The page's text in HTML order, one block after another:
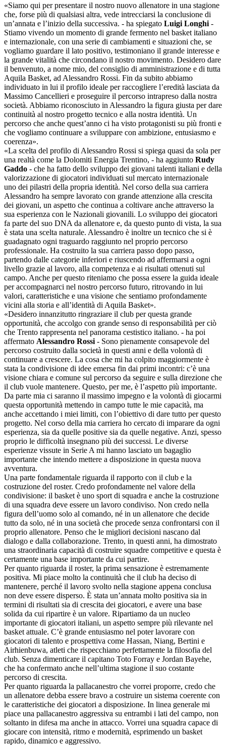
«Siamo qui per presentare il nostro nuovo allenatore in una stagione
che, forse più di qualsiasi altra, vede intrecciarsi la conclusione di
un’annata e l’inizio della successiva. - ha spiegato Luigi Longhi -
Stiamo vivendo un momento di grande fermento nel basket italiano
e internazionale, con una serie di cambiamenti e situazioni che, se
vogliamo guardare il lato positivo, testimoniano il grande interesse e
la grande vitalità che circondano il nostro movimento. Desidero dare
il benvenuto, a nome mio, del consiglio di amministrazione e di tutta
Aquila Basket, ad Alessandro Rossi. Fin da subito abbiamo
individuato in lui il profilo ideale per raccogliere l’eredità lasciata da
Massimo Cancellieri e proseguire il percorso intrapreso dalla nostra
società. Abbiamo riconosciuto in Alessandro la figura giusta per dare
continuità al nostro progetto tecnico e alla nostra identità. Un
percorso che anche quest’anno ci ha visto protagonisti su più fronti e
che vogliamo continuare a sviluppare con ambizione, entusiasmo e
coerenza».
«La scelta del profilo di Alessandro Rossi si spiega quasi da sola per
una realtà come la Dolomiti Energia Trentino, - ha aggiunto Rudy
Gaddo - che ha fatto dello sviluppo dei giovani talenti italiani e della
valorizzazione di giocatori individuati sul mercato internazionale
uno dei pilastri della propria identità. Nel corso della sua carriera
Alessandro ha sempre lavorato con grande attenzione alla crescita
dei giovani, un aspetto che continua a coltivare anche attraverso la
sua esperienza con le Nazionali giovanili. Lo sviluppo dei giocatori
fa parte del suo DNA da allenatore e, da questo punto di vista, la sua
è stata una scelta naturale. Alessandro è inoltre un tecnico che si è
guadagnato ogni traguardo raggiunto nel proprio percorso
professionale. Ha costruito la sua carriera passo dopo passo,
partendo dalle categorie inferiori e riuscendo ad affermarsi a ogni
livello grazie al lavoro, alla competenza e ai risultati ottenuti sul
campo. Anche per questo riteniamo che possa essere la guida ideale
per accompagnarci nel nostro percorso futuro, ritrovando in lui
valori, caratteristiche e una visione che sentiamo profondamente
vicini alla storia e all’identità di Aquila Basket».
«Desidero innanzitutto ringraziare il club per questa grande
opportunità, che accolgo con grande senso di responsabilità per ciò
che Trento rappresenta nel panorama cestistico italiano. - ha poi
affermato Alessandro Rossi - Sono pienamente consapevole del
percorso costruito dalla società in questi anni e della volontà di
continuare a crescere. La cosa che mi ha colpito maggiormente è
stata la condivisione di idee emersa fin dai primi incontri: c’è una
visione chiara e comune sul percorso da seguire e sulla direzione che
il club vuole mantenere. Questo, per me, è l’aspetto più importante.
Da parte mia ci saranno il massimo impegno e la volontà di giocarmi
questa opportunità mettendo in campo tutte le mie capacità, ma
anche accettando i miei limiti, con l’obiettivo di dare tutto per questo
progetto. Nel corso della mia carriera ho cercato di imparare da ogni
esperienza, sia da quelle positive sia da quelle negative. Anzi, spesso
proprio le difficoltà insegnano più dei successi. Le diverse
esperienze vissute in Serie A mi hanno lasciato un bagaglio
importante che intendo mettere a disposizione in questa nuova
avventura.
Una parte fondamentale riguarda il rapporto con il club e la
costruzione del roster. Credo profondamente nel valore della
condivisione: il basket è uno sport di squadra e anche la costruzione
di una squadra deve essere un lavoro condiviso. Non credo nella
figura dell’uomo solo al comando, né in un allenatore che decide
tutto da solo, né in una società che procede senza confrontarsi con il
proprio allenatore. Penso che le migliori decisioni nascano dal
dialogo e dalla collaborazione. Trento, in questi anni, ha dimostrato
una straordinaria capacità di costruire squadre competitive e questa è
certamente una base importante da cui partire.
Per quanto riguarda il roster, la prima sensazione è estremamente
positiva. Mi piace molto la continuità che il club ha deciso di
mantenere, perché il lavoro svolto nella stagione appena conclusa
non deve essere disperso. È stata un’annata molto positiva sia in
termini di risultati sia di crescita dei giocatori, e avere una base
solida da cui ripartire è un valore. Ripartiamo da un nucleo
importante di giocatori italiani, un aspetto sempre più rilevante nel
basket attuale. C’è grande entusiasmo nel poter lavorare con
giocatori di talento e prospettiva come Hassan, Niang, Bertini e
Airhienbuwa, atleti che rispecchiano perfettamente la filosofia del
club. Senza dimenticare il capitano Toto Forray e Jordan Bayehe,
che ha confermato anche nell’ultima stagione il suo costante
percorso di crescita.
Per quanto riguarda la pallacanestro che vorrei proporre, credo che
un allenatore debba essere bravo a costruire un sistema coerente con
le caratteristiche dei giocatori a disposizione. In linea generale mi
piace una pallacanestro aggressiva su entrambi i lati del campo, non
soltanto in difesa ma anche in attacco. Vorrei una squadra capace di
giocare con intensità, ritmo e modernità, esprimendo un basket
rapido, dinamico e aggressivo.